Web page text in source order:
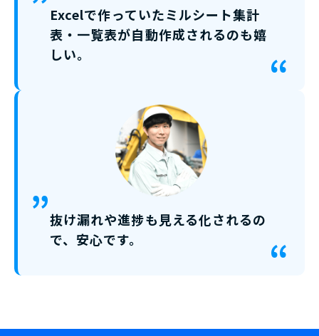
Excelで作っていたミルシート集計
表・一覧表が自動作成されるのも嬉
しい。
抜け漏れや進捗も見える化されるの
で、安心です。